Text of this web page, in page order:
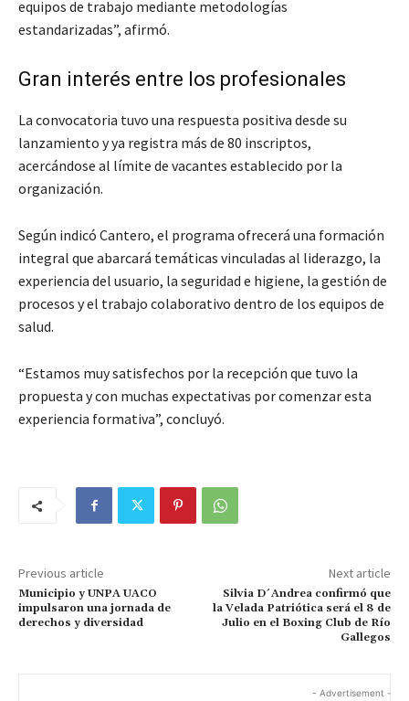
equipos de trabajo mediante metodologías
estandarizadas”, afirmó.
Gran interés entre los profesionales
La convocatoria tuvo una respuesta positiva desde su
lanzamiento y ya registra más de 80 inscriptos,
acercándose al límite de vacantes establecido por la
organización.
Según indicó Cantero, el programa ofrecerá una formación
integral que abarcará temáticas vinculadas al liderazgo, la
experiencia del usuario, la seguridad e higiene, la gestión de
procesos y el trabajo colaborativo dentro de los equipos de
salud.
“Estamos muy satisfechos por la recepción que tuvo la
propuesta y con muchas expectativas por comenzar esta
experiencia formativa”, concluyó.
Previous article
Municipio y UNPA UACO
impulsaron una jornada de
derechos y diversidad
Next article
Silvia D´Andrea confirmó que
la Velada Patriótica será el 8 de
Julio en el Boxing Club de Río
Gallegos
- Advertisement -